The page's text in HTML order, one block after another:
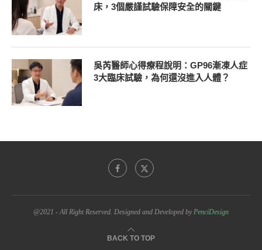
床，3個嚴謹試驗保障安全的關鍵
吳芮醫師心得療程說明：GP96漸凍人症
3大臨床試驗，為何還沒進入人體？
@2021 - All Right Reserved. Designed and Developed by PenciDesign
BACK TO TOP